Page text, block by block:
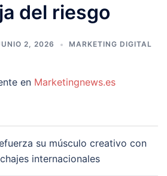
del riesgo
2, 2026 MARKETING DIGITAL
en Marketingnews.es
su músculo creativo con
internacionales